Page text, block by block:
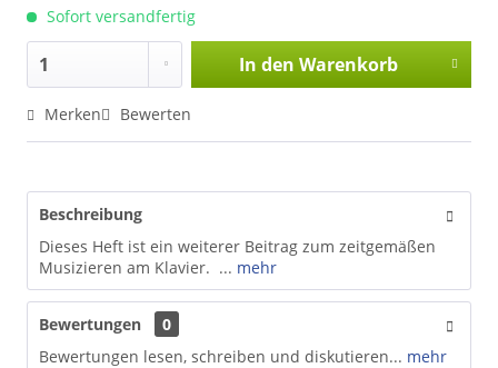
Sofort versandfertig
In den Warenkorb
Merken Bewerten
Beschreibung
Dieses Heft ist ein weiterer Beitrag zum zeitgemäßen
Musizieren am Klavier. ... mehr
Bewertungen
0
Bewertungen lesen, schreiben und diskutieren... mehr